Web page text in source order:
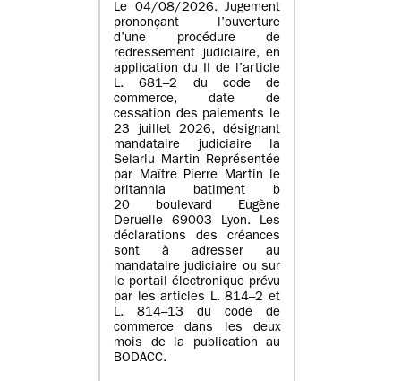
Le 04/08/2026. Jugement
prononçant l’ouverture
d’une procédure de
redressement judiciaire, en
application du II de l’article
L. 681–2 du code de
commerce, date de
cessation des paiements le
23 juillet 2026, désignant
mandataire judiciaire la
Selarlu Martin Représentée
par Maître Pierre Martin le
britannia batiment b
20 boulevard Eugène
Deruelle 69003 Lyon. Les
déclarations des créances
sont à adresser au
mandataire judiciaire ou sur
le portail électronique prévu
par les articles L. 814–2 et
L. 814–13 du code de
commerce dans les deux
mois de la publication au
BODACC.